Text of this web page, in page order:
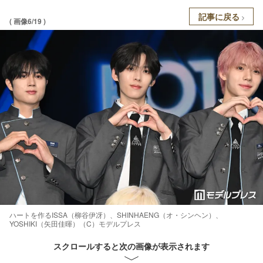
( 画像6/19 ) 記事に戻る
ハートを作るISSA（柳谷伊冴）、SHINHAENG（オ・シンヘン）、
YOSHIKI（矢田佳暉）（C）モデルプレス
スクロールすると次の画像が表示されます